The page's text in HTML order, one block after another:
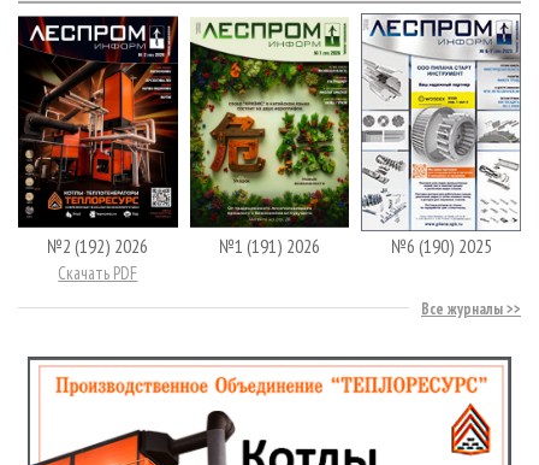
№2 (192) 2026
Скачать PDF
№1 (191) 2026 №6 (190) 2025
Все журналы